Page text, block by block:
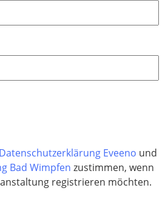
Datenschutzerklärung Eveeno und
Bad Wimpfen zustimmen, wenn
registrieren möchten.